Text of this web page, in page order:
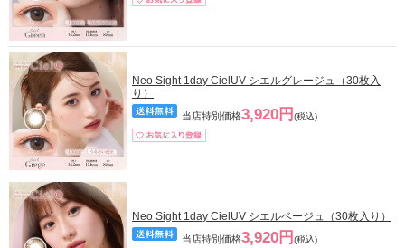
Neo Sight 1day CielUV シエルグレージュ（30枚入
り）
当店特別価格3,920円 (税込)
Neo Sight 1day CielUV シエルベージュ（30枚入り）
当店特別価格3,920円 (税込)